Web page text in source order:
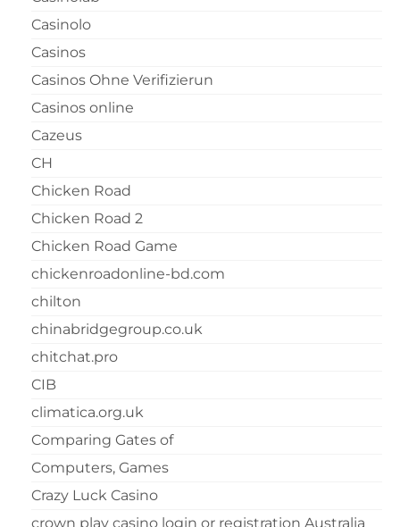
Casinolo
Casinos
Casinos Ohne Verifizierun
Casinos online
Cazeus
CH
Chicken Road
Chicken Road 2
Chicken Road Game
chickenroadonline-bd.com
chilton
chinabridgegroup.co.uk
chitchat.pro
CIB
climatica.org.uk
Comparing Gates of
Computers, Games
Crazy Luck Casino
crown play casino login or registration Australia